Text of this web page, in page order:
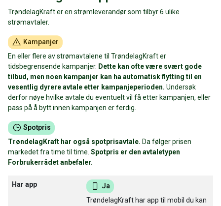
TrøndelagKraft er en strømleverandør som tilbyr 6 ulike
strømavtaler.
Kampanjer
En eller flere av strømavtalene til TrøndelagKraft er
tidsbegrensende kampanjer. Dette kan ofte være svært gode
tilbud, men noen kampanjer kan ha automatisk flytting til en
vesentlig dyrere avtale etter kampanjeperioden. Undersøk
derfor nøye hvilke avtale du eventuelt vil få etter kampanjen, eller
pass på å bytt innen kampanjen er ferdig.
Spotpris
TrøndelagKraft har også spotprisavtale. Da følger prisen
markedet fra time til time. Spotpris er den avtaletypen
Forbrukerrådet anbefaler.
Har app
Ja
TrøndelagKraft har app til mobil du kan